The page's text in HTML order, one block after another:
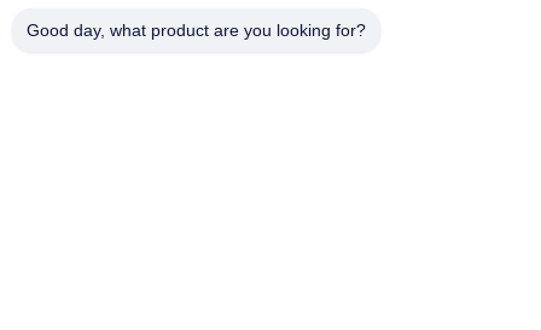
Good day, what product are you looking for?